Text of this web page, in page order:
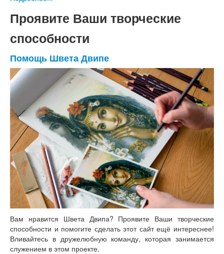
Проявите Ваши творческие
способности
Помощь Швета Двипе
Вам нравится Швета Двипа? Проявите Ваши творческие
способности и помогите сделать этот сайт ещё интереснее!
Вливайтесь в дружелюбную команду, которая занимается
служением в этом проекте.